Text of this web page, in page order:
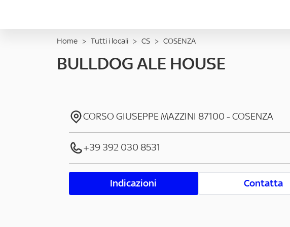
Home > Tutti i locali > CS > COSENZA
BULLDOG ALE HOUSE
CORSO GIUSEPPE MAZZINI 87100 -COSENZA
+39 392 030 8531
Indicazioni Contatta